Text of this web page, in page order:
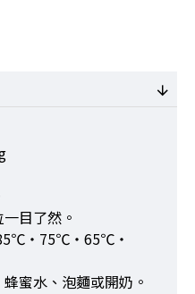
目了然。
・75℃・65℃・
蜜水、泡麵或開奶。